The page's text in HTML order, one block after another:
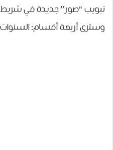
تبويب “صور” جديدة في شريط
وسترى أربعة أقسام: السنوات